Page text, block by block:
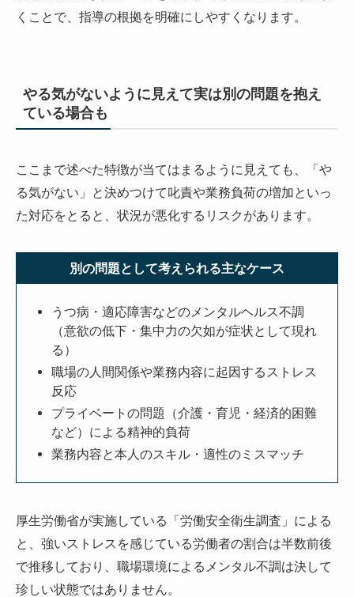
くことで、指導の根拠を明確にしやすくなります。
やる気がないように見えて実は別の問題を抱え
ている場合も
ここまで述べた特徴が当てはまるように見えても、「や
る気がない」と決めつけて叱責や業務負荷の増加といっ
た対応をとると、状況が悪化するリスクがあります。
別の問題として考えられる主なケース
うつ病・適応障害などのメンタルヘルス不調
（意欲の低下・集中力の欠如が症状として現れ
る）
職場の人間関係や業務内容に起因するストレス
反応
プライベートの問題（介護・育児・経済的困難
など）による精神的負荷
業務内容と本人のスキル・適性のミスマッチ
厚生労働省が実施している「労働安全衛生調査」による
と、強いストレスを感じている労働者の割合は半数前後
で推移しており、職場環境によるメンタル不調は決して
珍しい状態ではありません。